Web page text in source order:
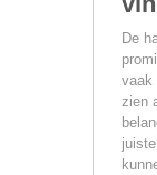
De
vaak
zien